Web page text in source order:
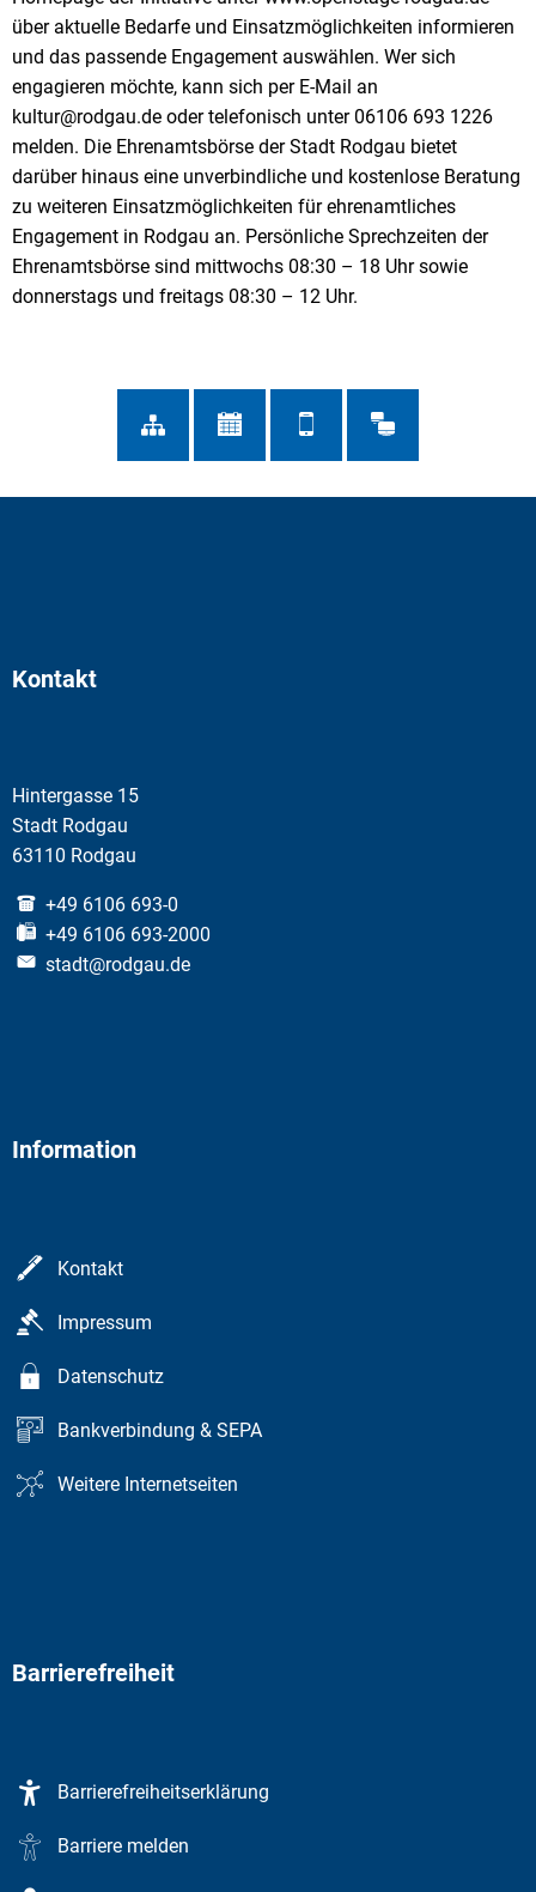
über aktuelle Bedarfe und Einsatzmöglichkeiten informieren
und das passende Engagement auswählen. Wer sich
engagieren möchte, kann sich per E-Mail an
kultur@rodgau.de oder telefonisch unter 06106 693 1226
melden. Die Ehrenamtsbörse der Stadt Rodgau bietet
darüber hinaus eine unverbindliche und kostenlose Beratung
zu weiteren Einsatzmöglichkeiten für ehrenamtliches
Engagement in Rodgau an. Persönliche Sprechzeiten der
Ehrenamtsbörse sind mittwochs 08:30 – 18 Uhr sowie
donnerstags und freitags 08:30 – 12 Uhr.
Kontakt
Hintergasse 15
Stadt Rodgau
63110 Rodgau
+49 6106 693-0
+49 6106 693-2000
stadt@rodgau.de
Information
Kontakt
Impressum
Datenschutz
Bankverbindung & SEPA
Weitere Internetseiten
Barrierefreiheit
Barrierefreiheitserklärung
Barriere melden